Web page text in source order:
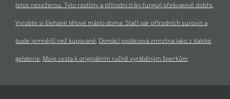
letos nesežerou. Tyto rostliny a přírodní triky fungují překvapivě dobře
Vyrobte si šlehané tělové máslo doma: Stačí pár přírodních surovin a
bude jemnější než kupované Domácí pistáciová zmrzlina jako z italské
gelaterie Moje cesta k originálním ručně vyráběným šperkům